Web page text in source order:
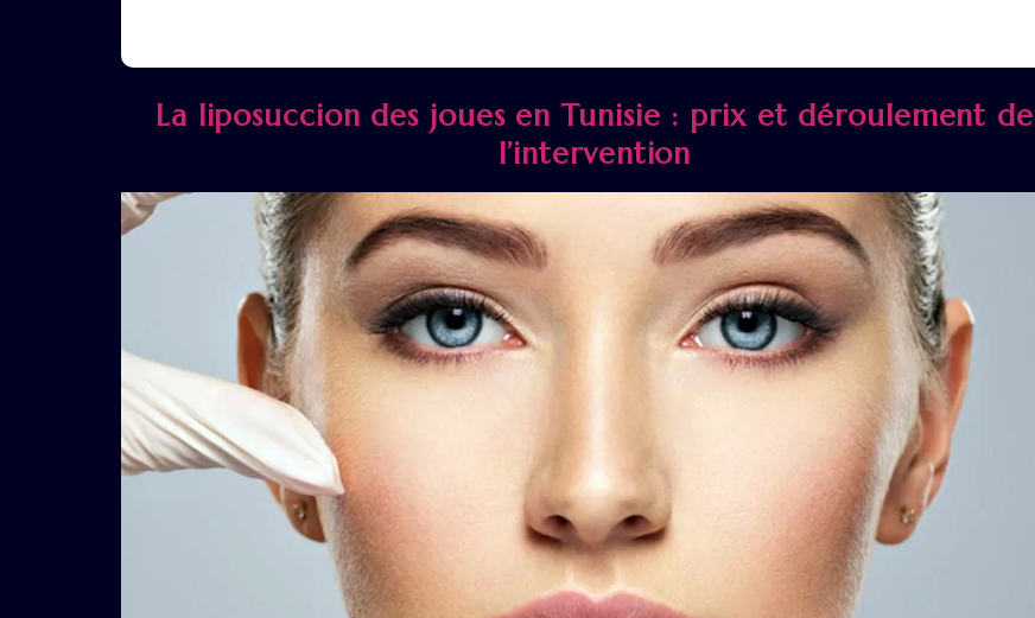
La liposuccion des joues en Tunisie : prix et déroulement de
l’intervention